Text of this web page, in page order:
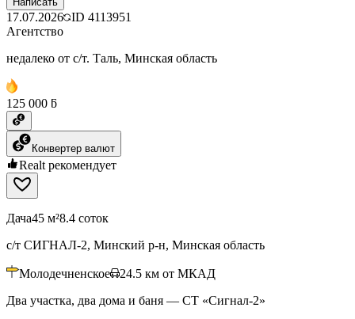
17.07.2026 ID 4113951
Агентство
недалеко от с/т. Таль, Минская область
125 000 ƃ
Конвертер валют
Realt рекомендует
Дача45 м²8.4 соток
с/т СИГНАЛ-2, Минский р-н, Минская область
Молодечненское 24.5 км от МКАД
Два участка, два дома и баня — СТ «Сигнал‑2»